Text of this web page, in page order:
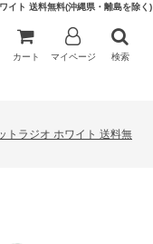
イト 送料無料(沖縄県・離島を除く)
カート マイページ 検索
トラジオ ホワイト 送料無